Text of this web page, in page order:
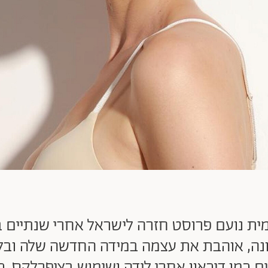
נועם פרוסט חזרה לישראל אחרי
אוהבת את עצמה במידה החדשה שלה